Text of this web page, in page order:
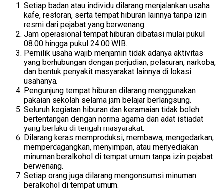
Setiap badan atau individu dilarang menjalankan usaha
kafe, restoran, serta tempat hiburan lainnya tanpa izin
resmi dari pejabat yang berwenang.
Jam operasional tempat hiburan dibatasi mulai pukul
08.00 hingga pukul 24.00 WIB.
Pemilik usaha wajib menjamin tidak adanya aktivitas
yang berhubungan dengan perjudian, pelacuran, narkoba,
dan bentuk penyakit masyarakat lainnya di lokasi
usahanya.
Pengunjung tempat hiburan dilarang menggunakan
pakaian sekolah selama jam belajar berlangsung.
Seluruh kegiatan hiburan dan keramaian tidak boleh
bertentangan dengan norma agama dan adat istiadat
yang berlaku di tengah masyarakat.
Dilarang keras memproduksi, membawa, mengedarkan,
memperdagangkan, menyimpan, atau menyediakan
minuman beralkohol di tempat umum tanpa izin pejabat
berwenang.
Setiap orang juga dilarang mengonsumsi minuman
beralkohol di tempat umum.